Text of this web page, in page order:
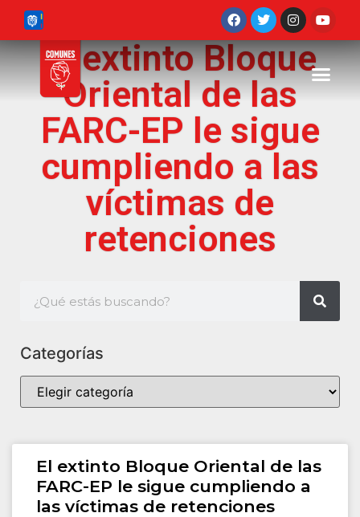
El extinto Bloque
Oriental de las
FARC-EP le sigue
cumpliendo a las
víctimas de
retenciones
Categorías
El extinto Bloque Oriental de las
FARC-EP le sigue cumpliendo a
las víctimas de retenciones